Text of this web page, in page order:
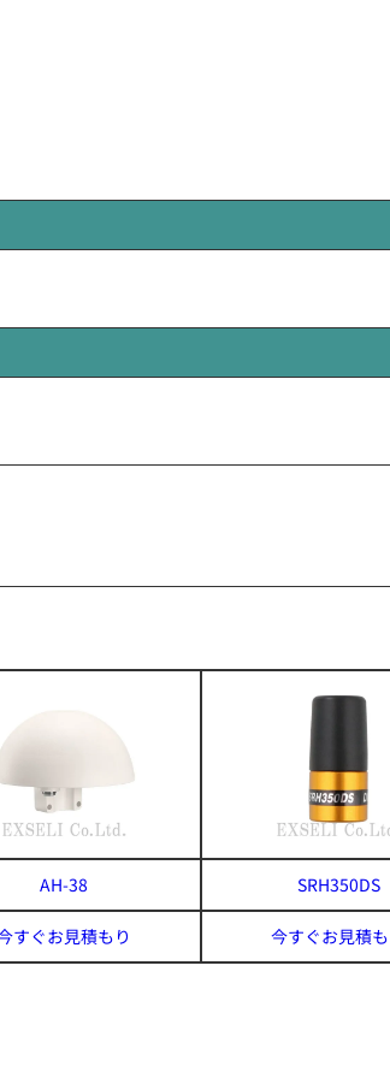
AH-38 SRH350DS
すぐお見積もり 今すぐお見積も